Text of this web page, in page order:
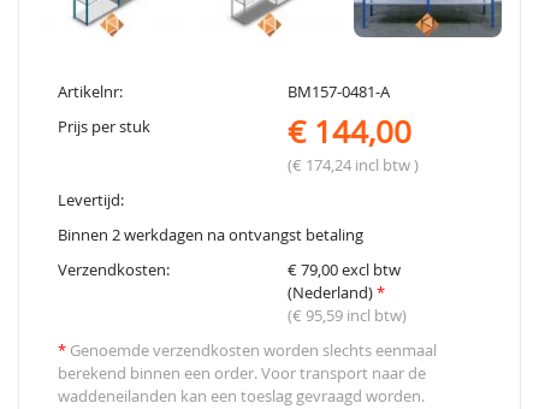
Artikelnr:
BM157-0481-A
Prijs per stuk
€ 144,00
(€ 174,24 incl btw )
Levertijd:
Binnen 2 werkdagen na ontvangst betaling
Verzendkosten:
€ 79,00 excl btw
(Nederland)*
(€ 95,59 incl btw)
* Genoemde verzendkosten worden slechts eenmaal
berekend binnen een order. Voor transport naar de
waddeneilanden kan een toeslag gevraagd worden.